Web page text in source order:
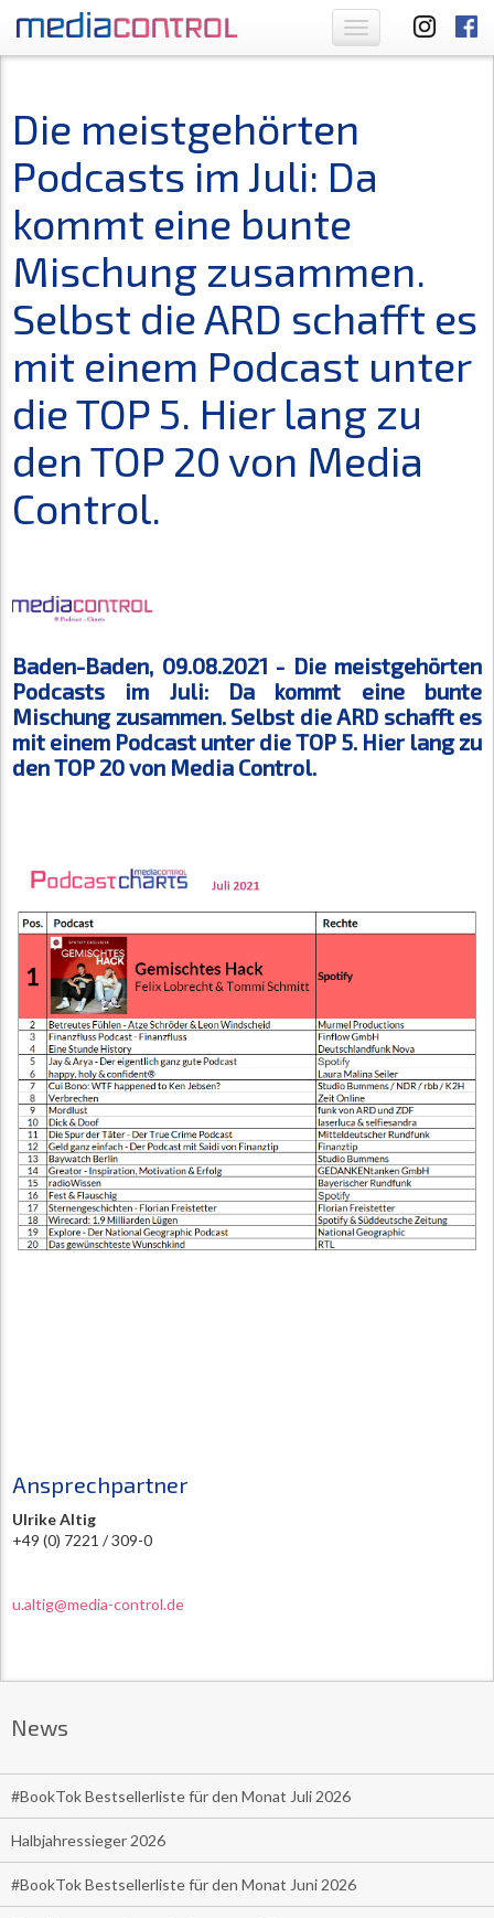
Toggle
navigation
Die meistgehörten
Podcasts im Juli: Da
kommt eine bunte
Mischung zusammen.
Selbst die ARD schafft es
mit einem Podcast unter
die TOP 5. Hier lang zu
den TOP 20 von Media
Control.
Baden-Baden, 09.08.2021 - Die meistgehörten
Podcasts im Juli: Da kommt eine bunte
Mischung zusammen. Selbst die ARD schafft es
mit einem Podcast unter die TOP 5. Hier lang zu
den TOP 20 von Media Control.
Ansprechpartner
Ulrike Altig
+49 (0) 7221 / 309-0
u.altig@media-control.de
News
#BookTok Bestsellerliste für den Monat Juli 2026
Halbjahressieger 2026
#BookTok Bestsellerliste für den Monat Juni 2026